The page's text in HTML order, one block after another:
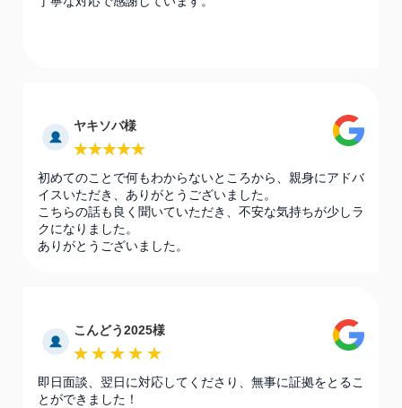
ヤキソバ様
初めてのことで何もわからないところから、親身にアドバ
イスいただき、ありがとうございました。
こちらの話も良く聞いていただき、不安な気持ちが少しラ
クになりました。
ありがとうございました。
こんどう2025様
即日面談、翌日に対応してくださり、無事に証拠をとるこ
とができました！